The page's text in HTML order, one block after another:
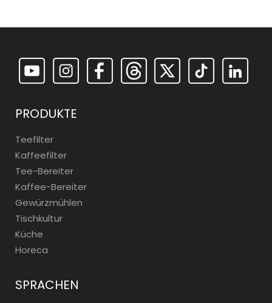
PRODUKTE
Teefilter
Kaffeefilter
Tee-Bereiter
Kaffee-Bereiter
Gewürzmühlen
Tischkultur
Küche
Horeca
SPRACHEN